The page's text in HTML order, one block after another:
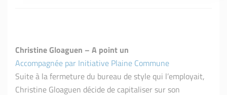
Christine Gloaguen – A point un
Accompagnée par Initiative Plaine Commune
Suite à la fermeture du bureau de style qui l’employait,
Christine Gloaguen décide de capitaliser sur son